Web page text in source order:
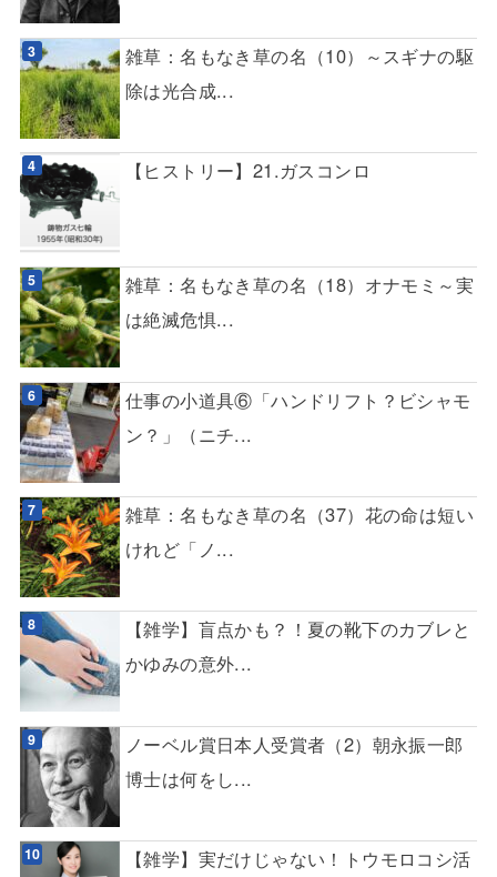
雑草：名もなき草の名（10）～スギナの駆
除は光合成...
【ヒストリー】21.ガスコンロ
雑草：名もなき草の名（18）オナモミ～実
は絶滅危惧...
仕事の小道具⑥「ハンドリフト？ビシャモ
ン？」（ニチ...
雑草：名もなき草の名（37）花の命は短い
けれど「ノ...
【雑学】盲点かも？！夏の靴下のカブレと
かゆみの意外...
ノーベル賞日本人受賞者（2）朝永振一郎
博士は何をし...
【雑学】実だけじゃない！トウモロコシ活